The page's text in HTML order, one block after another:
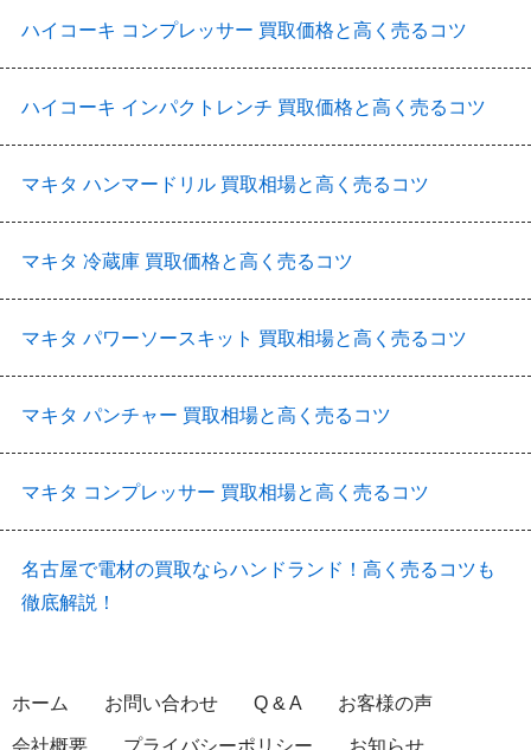
ハイコーキ コンプレッサー 買取価格と高く売るコツ
ハイコーキ インパクトレンチ 買取価格と高く売るコツ
マキタ ハンマードリル 買取相場と高く売るコツ
マキタ 冷蔵庫 買取価格と高く売るコツ
マキタ パワーソースキット 買取相場と高く売るコツ
マキタ パンチャー 買取相場と高く売るコツ
マキタ コンプレッサー 買取相場と高く売るコツ
名古屋で電材の買取ならハンドランド！高く売るコツも
徹底解説！
ホーム お問い合わせ Q & A お客様の声
会社概要 プライバシーポリシー お知らせ